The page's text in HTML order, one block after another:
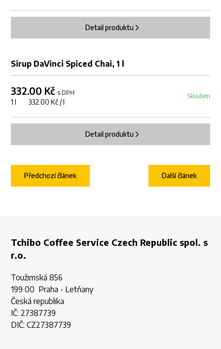
Detail produktu
Sirup DaVinci Spiced Chai, 1 l
332.00 Kč s DPH
1 l 332.00 Kč / l
Skladem
Detail produktu
Další článek
Předchozí článek
Tchibo Coffee Service Czech Republic spol. s
r.o.
Toužimská 856
199 00 Praha - Letňany
Česká republika
IČ: 27387739
DIČ: CZ27387739